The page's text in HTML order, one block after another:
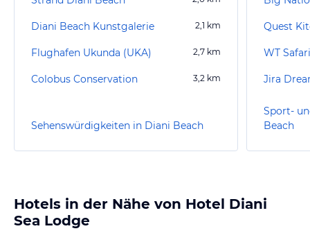
Diani Beach Kunstgalerie 2,1 km
Flughafen Ukunda (UKA) 2,7 km
Colobus Conservation 3,2 km
Sehenswürdigkeiten in Diani Beach
Quest
WT
Jira
Sport-
Beach
Hotels in der Nähe von Hotel Diani
Sea Lodge